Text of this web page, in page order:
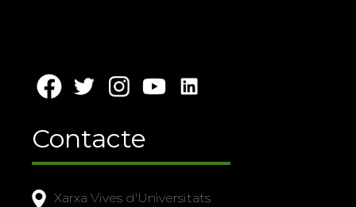
Contacte
Xarxa Vives d'Universitats